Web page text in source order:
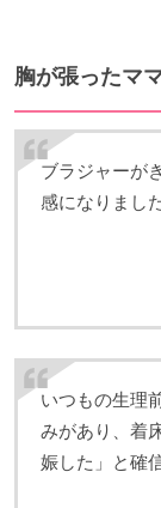
胸が張ったマ
ブラジャーが
感になりました
いつもの生理
みがあり、着
娠した」と確